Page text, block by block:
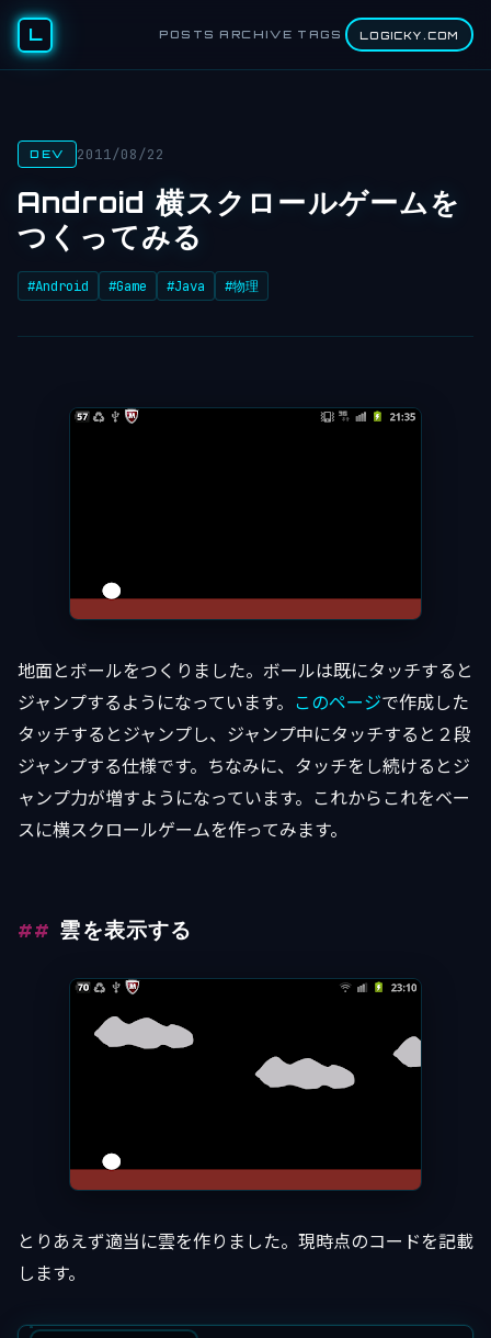
L POSTS ARCHIVE TAGS LOGICKY.COM
DEV 2011/08/22
Android 横スクロールゲームを
つくってみる
#Android #Game #Java #物理
地面とボールをつくりました。ボールは既にタッチすると
ジャンプするようになっています。
このページで作成した
タッチするとジャンプし、ジャンプ中にタッチすると２段
ジャンプする仕様です。ちなみに、タッチをし続けるとジ
ャンプ力が増すようになっています。これからこれをベー
スに横スクロールゲームを作ってみます。
雲を表示する
とりあえず適当に雲を作りました。現時点のコードを記載
します。